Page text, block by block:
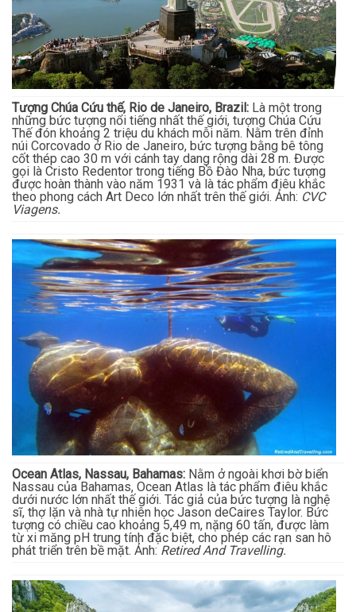
Tượng Chúa Cứu thế, Rio de Janeiro, Brazil: Là một trong
những bức tượng nổi tiếng nhất thế giới, tượng Chúa Cứu
Thế đón khoảng 2 triệu du khách mỗi năm. Nằm trên đỉnh
núi Corcovado ở Rio de Janeiro, bức tượng bằng bê tông
cốt thép cao 30 m với cánh tay dang rộng dài 28 m. Được
gọi là Cristo Redentor trong tiếng Bồ Đào Nha, bức tượng
được hoàn thành vào năm 1931 và là tác phẩm điêu khắc
theo phong cách Art Deco lớn nhất trên thế giới. Ảnh: CVC
Viagens.
Ocean Atlas, Nassau, Bahamas: Nằm ở ngoài khơi bờ biển
Nassau của Bahamas, Ocean Atlas là tác phẩm điêu khắc
dưới nước lớn nhất thế giới. Tác giả của bức tượng là nghệ
sĩ, thợ lặn và nhà tự nhiên học Jason deCaires Taylor. Bức
tượng có chiều cao khoảng 5,49 m, nặng 60 tấn, được làm
từ xi măng pH trung tính đặc biệt, cho phép các rạn san hô
phát triển trên bề mặt. Ảnh: Retired And Travelling.